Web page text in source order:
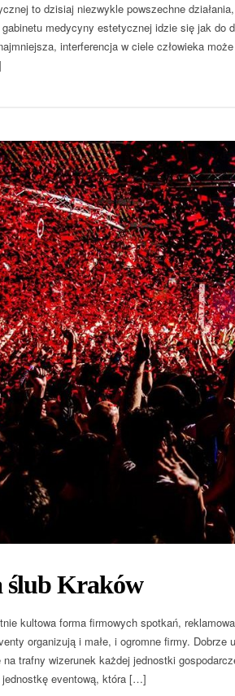
to dzisiaj niezwykle powszechne
medycyny estetycznej idzie się jak do
interferencja w ciele człowieka
ślub Kraków
kultowa forma firmowych spotkań,
organizują i małe, i ogromne firmy.
trafny wizerunek każdej jednostki
eventową, która […]